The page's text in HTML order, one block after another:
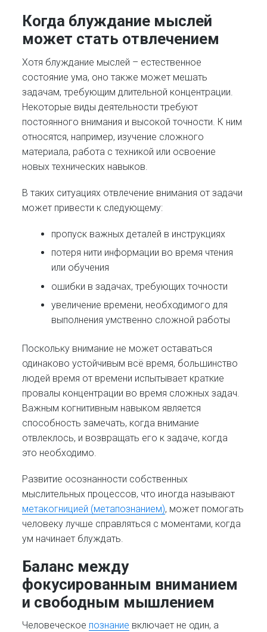
Когда блуждание мыслей
может стать отвлечением
Хотя блуждание мыслей – естественное
состояние ума, оно также может мешать
задачам, требующим длительной концентрации.
Некоторые виды деятельности требуют
постоянного внимания и высокой точности. К ним
относятся, например, изучение сложного
материала, работа с техникой или освоение
новых технических навыков.
В таких ситуациях отвлечение внимания от задачи
может привести к следующему:
пропуск важных деталей в инструкциях
потеря нити информации во время чтения
или обучения
ошибки в задачах, требующих точности
увеличение времени, необходимого для
выполнения умственно сложной работы
Поскольку внимание не может оставаться
одинаково устойчивым всё время, большинство
людей время от времени испытывает краткие
провалы концентрации во время сложных задач.
Важным когнитивным навыком является
способность замечать, когда внимание
отвлеклось, и возвращать его к задаче, когда
это необходимо.
Развитие осознанности собственных
мыслительных процессов, что иногда называют
метакогницией (метапознанием), может помогать
человеку лучше справляться с моментами, когда
ум начинает блуждать.
Баланс между
фокусированным вниманием
и свободным мышлением
Человеческое познание включает не один, а